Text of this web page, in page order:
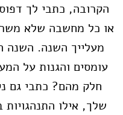
הקרובה, כתבי לך
או כל מחשבה שלא
מעלייך השנה. השנה
עומסים והגנות על
חלק מהם? כתבי גם
שלך, אילו התנהגויות